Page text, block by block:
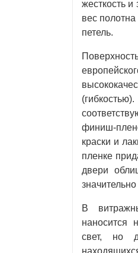
жесткость и
вес
петель.
финиш-
краски и
пленке
двери
В
наносится
свет, но